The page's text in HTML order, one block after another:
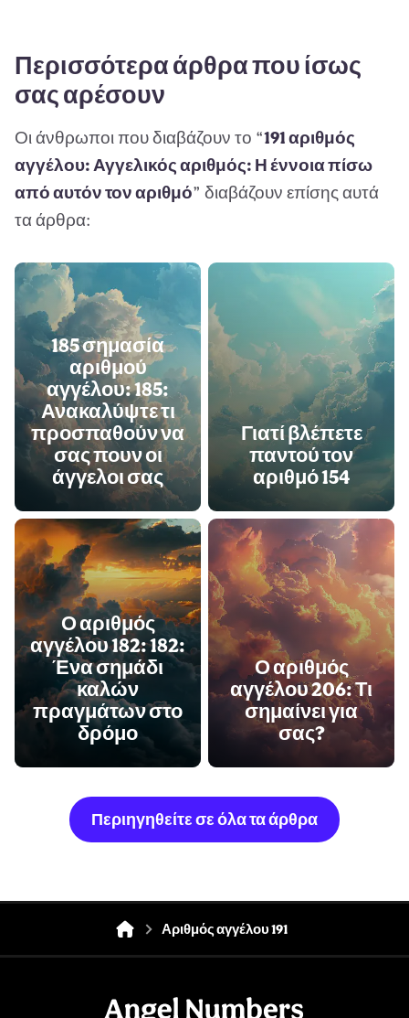
Περισσότερα άρθρα που ίσως
σας αρέσουν
Οι άνθρωποι που διαβάζουν το “191 αριθμός
αγγέλου: Αγγελικός αριθμός: Η έννοια πίσω
από αυτόν τον αριθμό” διαβάζουν επίσης αυτά
τα άρθρα:
185 σημασία
αριθμού
αγγέλου: 185:
Ανακαλύψτε τι
προσπαθούν να
σας πουν οι
άγγελοι σας
Γιατί βλέπετε
παντού τον
αριθμό 154
Ο αριθμός
αγγέλου 182: 182:
Ένα σημάδι
καλών
πραγμάτων στο
δρόμο
Ο αριθμός
αγγέλου 206: Τι
σημαίνει για
σας?
Περιηγηθείτε σε όλα τα άρθρα
Αριθμός αγγέλου 191